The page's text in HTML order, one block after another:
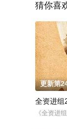
猜你喜
更新第
全资进组
《全资进